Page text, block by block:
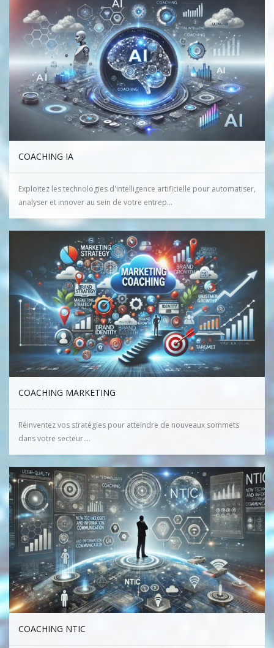
COACHING IA
Exploitez les technologies d'intelligence artificielle pour automatiser,
analyser et innover au sein de votre entrep...
COACHING MARKETING
Réinventez vos stratégies pour atteindre de nouveaux sommets
dans votre secteur....
COACHING NTIC